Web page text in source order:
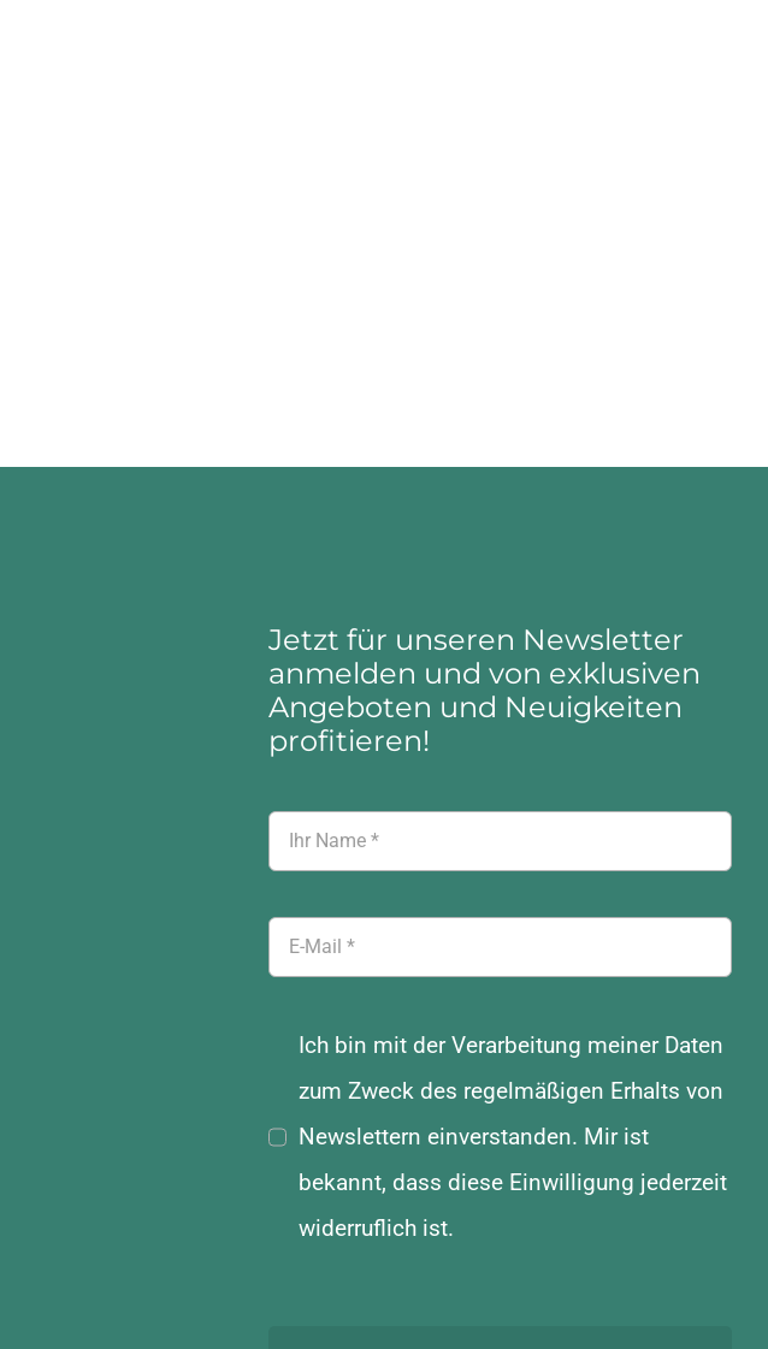
Jetzt für unseren Newsletter
anmelden und von exklusiven
Angeboten und Neuigkeiten
profitieren!
Ich bin mit der Verarbeitung meiner Daten
zum Zweck des regelmäßigen Erhalts von
Newslettern einverstanden. Mir ist
bekannt, dass diese Einwilligung jederzeit
widerruflich ist.